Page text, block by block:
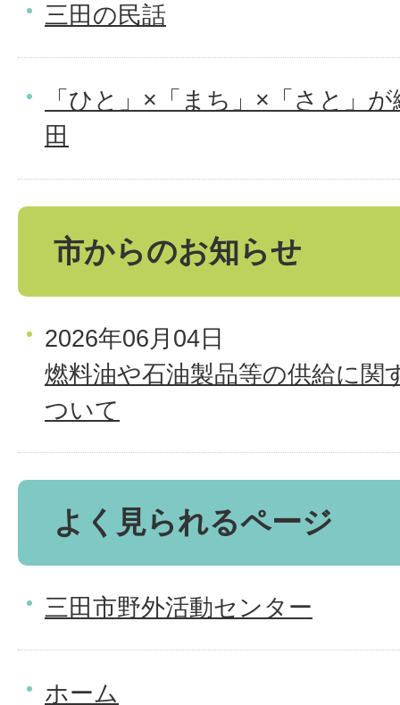
三田の民話
「ひと」×「まち」×「さと」
田
市からのお知らせ
2026年06月04日
燃料油や石油製品等の供給に関
ついて
よく見られるページ
三田市野外活動センター
ホーム